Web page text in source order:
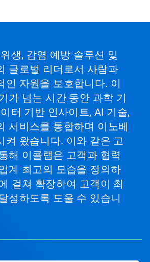
생, 감염 예방 솔루션 및
글로벌 리더로서 사람과
인 자원을 보호합니다. 이
가 넘는 시간 동안 과학 기
터 기반 인사이트, AI 기술,
서비스를 통합하며 이노베
켜 왔습니다. 이와 같은 고
해 이콜랩은 고객과 협력
계 최고의 모습을 정의하
걸쳐 확장하여 고객이 최
성하도록 도울 수 있습니